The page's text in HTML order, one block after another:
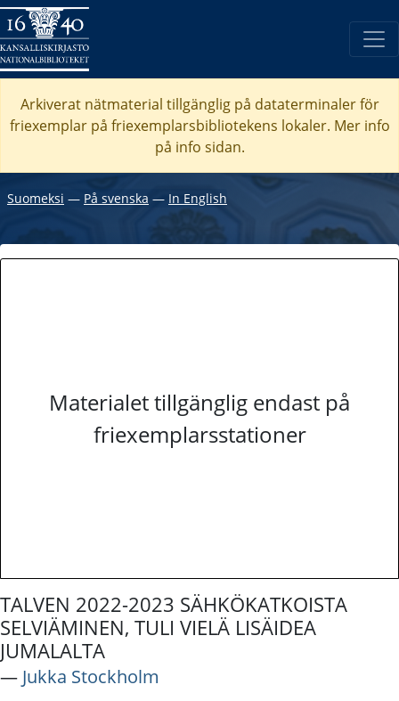
Arkiverat nätmaterial tillgänglig på dataterminaler för
friexemplar på friexemplarsbibliotekens lokaler. Mer info
på info sidan.
Suomeksi ― På svenska ― In English
Materialet tillgänglig endast på
friexemplarsstationer
TALVEN 2022-2023 SÄHKÖKATKOISTA
SELVIÄMINEN, TULI VIELÄ LISÄIDEA
JUMALALTA
― Jukka Stockholm